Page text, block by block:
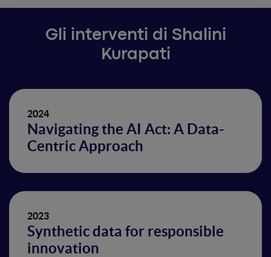
Gli interventi di Shalini
Kurapati
2024
Navigating the AI Act: A Data-
Centric Approach
2023
Synthetic data for responsible
innovation